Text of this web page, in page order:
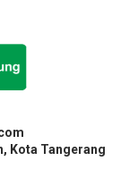
Kota Tangerang